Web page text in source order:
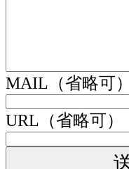
MAIL（省略可）
URL（省略可）